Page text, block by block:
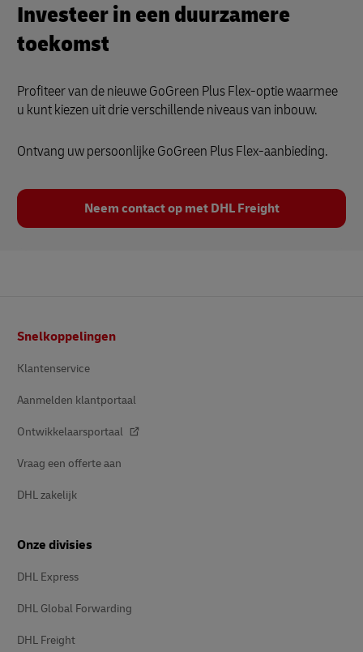
Investeer in een duurzamere
toekomst
Profiteer van de nieuwe GoGreen Plus Flex-optie waarmee
u kunt kiezen uit drie verschillende niveaus van inbouw.
Ontvang uw persoonlijke GoGreen Plus Flex-aanbieding.
Neem contact op met DHL Freight
Snelkoppelingen
Klantenservice
Aanmelden klantportaal
Ontwikkelaarsportaal
Vraag een offerte aan
DHL zakelijk
Onze divisies
DHL Express
DHL Global Forwarding
DHL Freight